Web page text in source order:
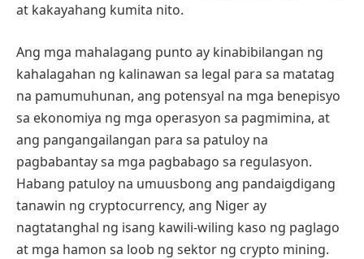
at kakayahang kumita nito.
Ang mga mahalagang punto ay kinabibilangan ng
kahalagahan ng kalinawan sa legal para sa matatag
na pamumuhunan, ang potensyal na mga benepisyo
sa ekonomiya ng mga operasyon sa pagmimina, at
ang pangangailangan para sa patuloy na
pagbabantay sa mga pagbabago sa regulasyon.
Habang patuloy na umuusbong ang pandaigdigang
tanawin ng cryptocurrency, ang Niger ay
nagtatanghal ng isang kawili-wiling kaso ng paglago
at mga hamon sa loob ng sektor ng crypto mining.